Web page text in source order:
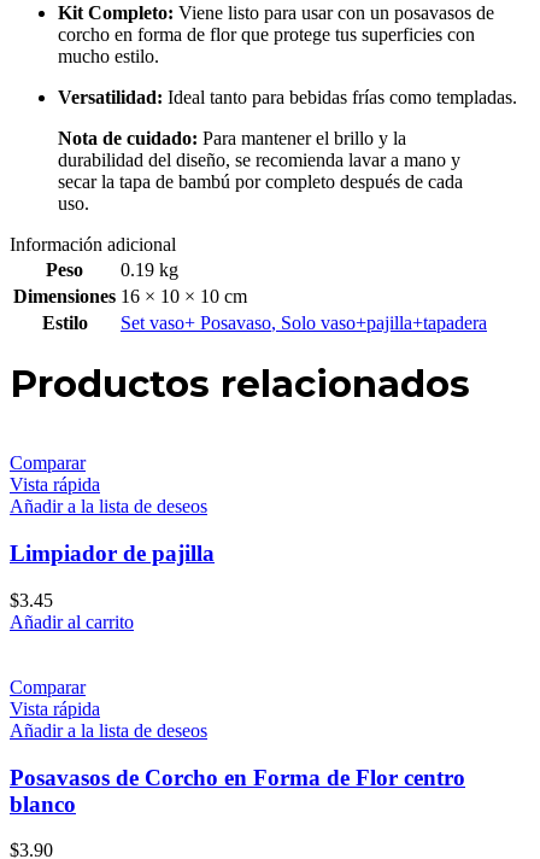
Kit Completo: Viene listo para usar con un posavasos de
corcho en forma de flor que protege tus superficies con
mucho estilo.
Versatilidad: Ideal tanto para bebidas frías como templadas.
Nota de cuidado: Para mantener el brillo y la
durabilidad del diseño, se recomienda lavar a mano y
secar la tapa de bambú por completo después de cada
uso.
Información adicional
Peso
0.19 kg
Dimensiones 16 × 10 × 10 cm
Estilo
Set vaso+ Posavaso, Solo vaso+pajilla+tapadera
Productos relacionados
Comparar
Vista rápida
Añadir a la lista de deseos
Limpiador de pajilla
$3.45
Añadir al carrito
Comparar
Vista rápida
Añadir a la lista de deseos
Posavasos de Corcho en Forma de Flor centro
blanco
$3.90